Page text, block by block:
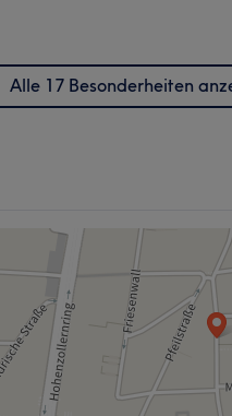
Alle 17 Besonderheiten